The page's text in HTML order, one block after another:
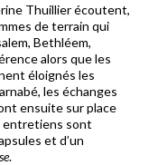
Thuillier écoutent,
de terrain qui
Bethléem,
alors que les
éloignés les
les échanges
ensuite sur place
entretiens sont
et d’un
.